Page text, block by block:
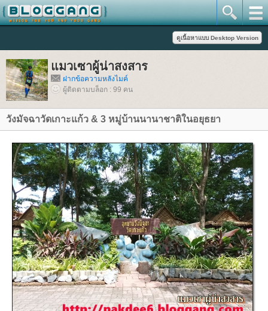
มวเซาผู้น่าสงสาร
ฝากข้อความหลังไมค์
ผู้ติดตามบล็อก : 99 คน
วังมัจฉาวัดเกาะแก้ว & 3 หมู่บ้านนานาชาติในอยุธยา